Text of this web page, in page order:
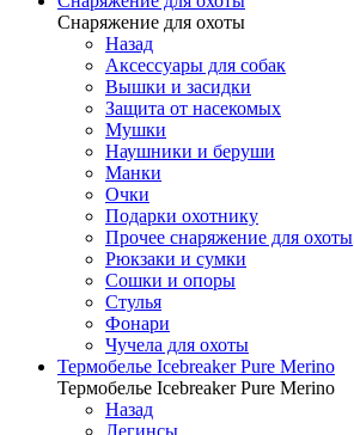
Снаряжение для охоты
Назад
Аксессуары для собак
Вышки и засидки
Защита от насекомых
Мушки
Наушники и беруши
Манки
Очки
Подарки охотнику
Прочее снаряжение для охоты
Рюкзаки и сумки
Сошки и опоры
Стулья
Фонари
Чучела для охоты
Термобелье Icebreaker Pure Merino
Термобелье Icebreaker Pure Merino
Назад
Легинсы